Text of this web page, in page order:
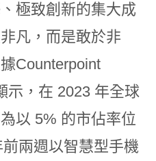
極致創新的集大成
凡，而是敢於非
Counterpoint
示，在 2023 年全球
以 5% 的市佔率位
兩週以智慧型手機